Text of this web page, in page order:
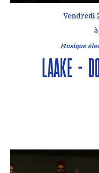
Vendredi
Musique
Laake –